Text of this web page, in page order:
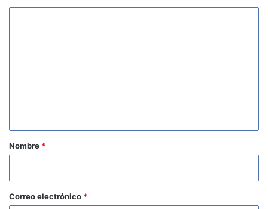
r
*
Nombre *
Correo electrónico *